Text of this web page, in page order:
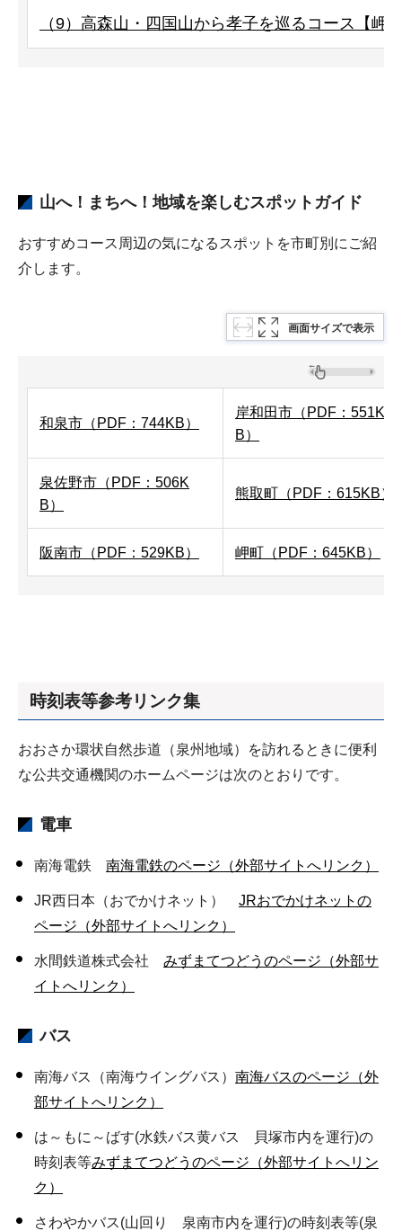
（9）高森山・四国山から孝子を巡るコース【岬
山へ！まちへ！地域を楽しむスポットガイド
おすすめコース周辺の気になるスポットを市町別にご紹
介します。
画面サイズで表示
和泉市（PDF：744KB）
岸和田市（PDF：551K
B）
泉佐野市（PDF：506K
B）
熊取町（PDF：615KB）
阪南市（PDF：529KB） 岬町（PDF：645KB）
時刻表等参考リンク集
おおさか環状自然歩道（泉州地域）を訪れるときに便利
な公共交通機関のホームページは次のとおりです。
電車
南海電鉄 南海電鉄のページ（外部サイトへリンク）
JR西日本（おでかけネット） JRおでかけネットの
ページ（外部サイトへリンク）
水間鉄道株式会社 みずまてつどうのページ（外部サ
イトへリンク）
バス
南海バス（南海ウイングバス） 南海バスのページ（外
部サイトへリンク）
は～もに～ばす(水鉄バス黄バス 貝塚市内を運行)の
時刻表等みずまてつどうのページ（外部サイトへリン
ク）
さわやかバス(山回り 泉南市内を運行)の時刻表等(泉